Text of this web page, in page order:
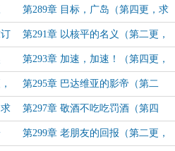
更，求订阅）
第289章 目标，广岛（第四更，求
订阅）
第291章 以核平的名义（第二更，
求订阅）
第293章 加速，加速！（第四更，
求订阅）
第295章 巴达维亚的影帝（第二
更，求订阅）
第297章 敬酒不吃吃罚酒（第四
更，求订阅）
第299章 老朋友的回报（第二更，